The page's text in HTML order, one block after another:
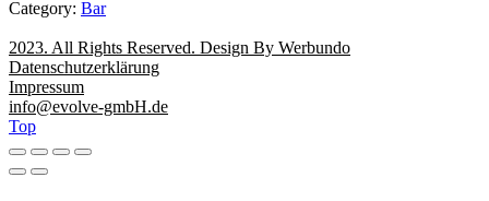
Category: Bar
2023. All Rights Reserved. Design By Werbundo
Datenschutzerklärung
Impressum
info@evolve-gmbH.de
Top